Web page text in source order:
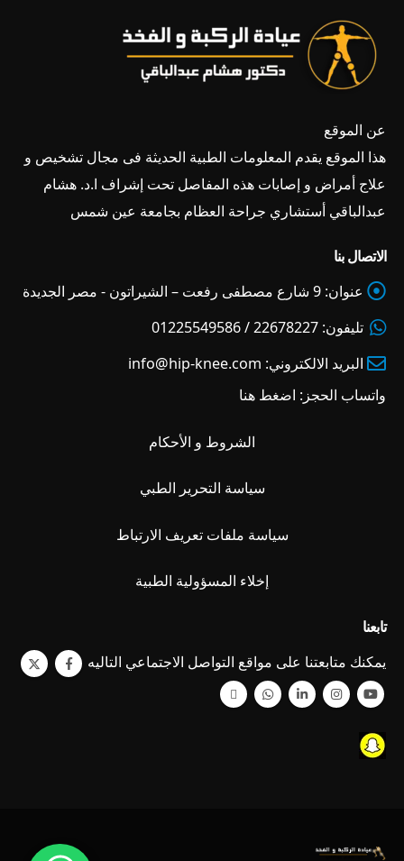
عن الموقع
هذا الموقع يقدم المعلومات الطبية الحديثة فى مجال تشخيص و
علاج أمراض و إصابات هذه المفاصل تحت إشراف ا.د. هشام
عبدالباقي أستشاري جراحة العظام بجامعة عين شمس
الاتصال بنا
عنوان: 9 شارع مصطفى رفعت – الشيراتون - مصر الجديدة
تليفون: 22678227 / 01225549586
البريد الالكتروني: info@hip-knee.com
واتساب الحجز: اضغط هنا
الشروط و الأحكام
سياسة التحرير الطبي
سياسة ملفات تعريف الارتباط
إخلاء المسؤولية الطبية
تابعنا
يمكنك متابعتنا على مواقع التواصل الاجتماعي التاليه